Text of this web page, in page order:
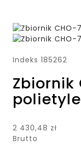
Indeks 185262
Zbiornik
2 430,48 zł
Brutto